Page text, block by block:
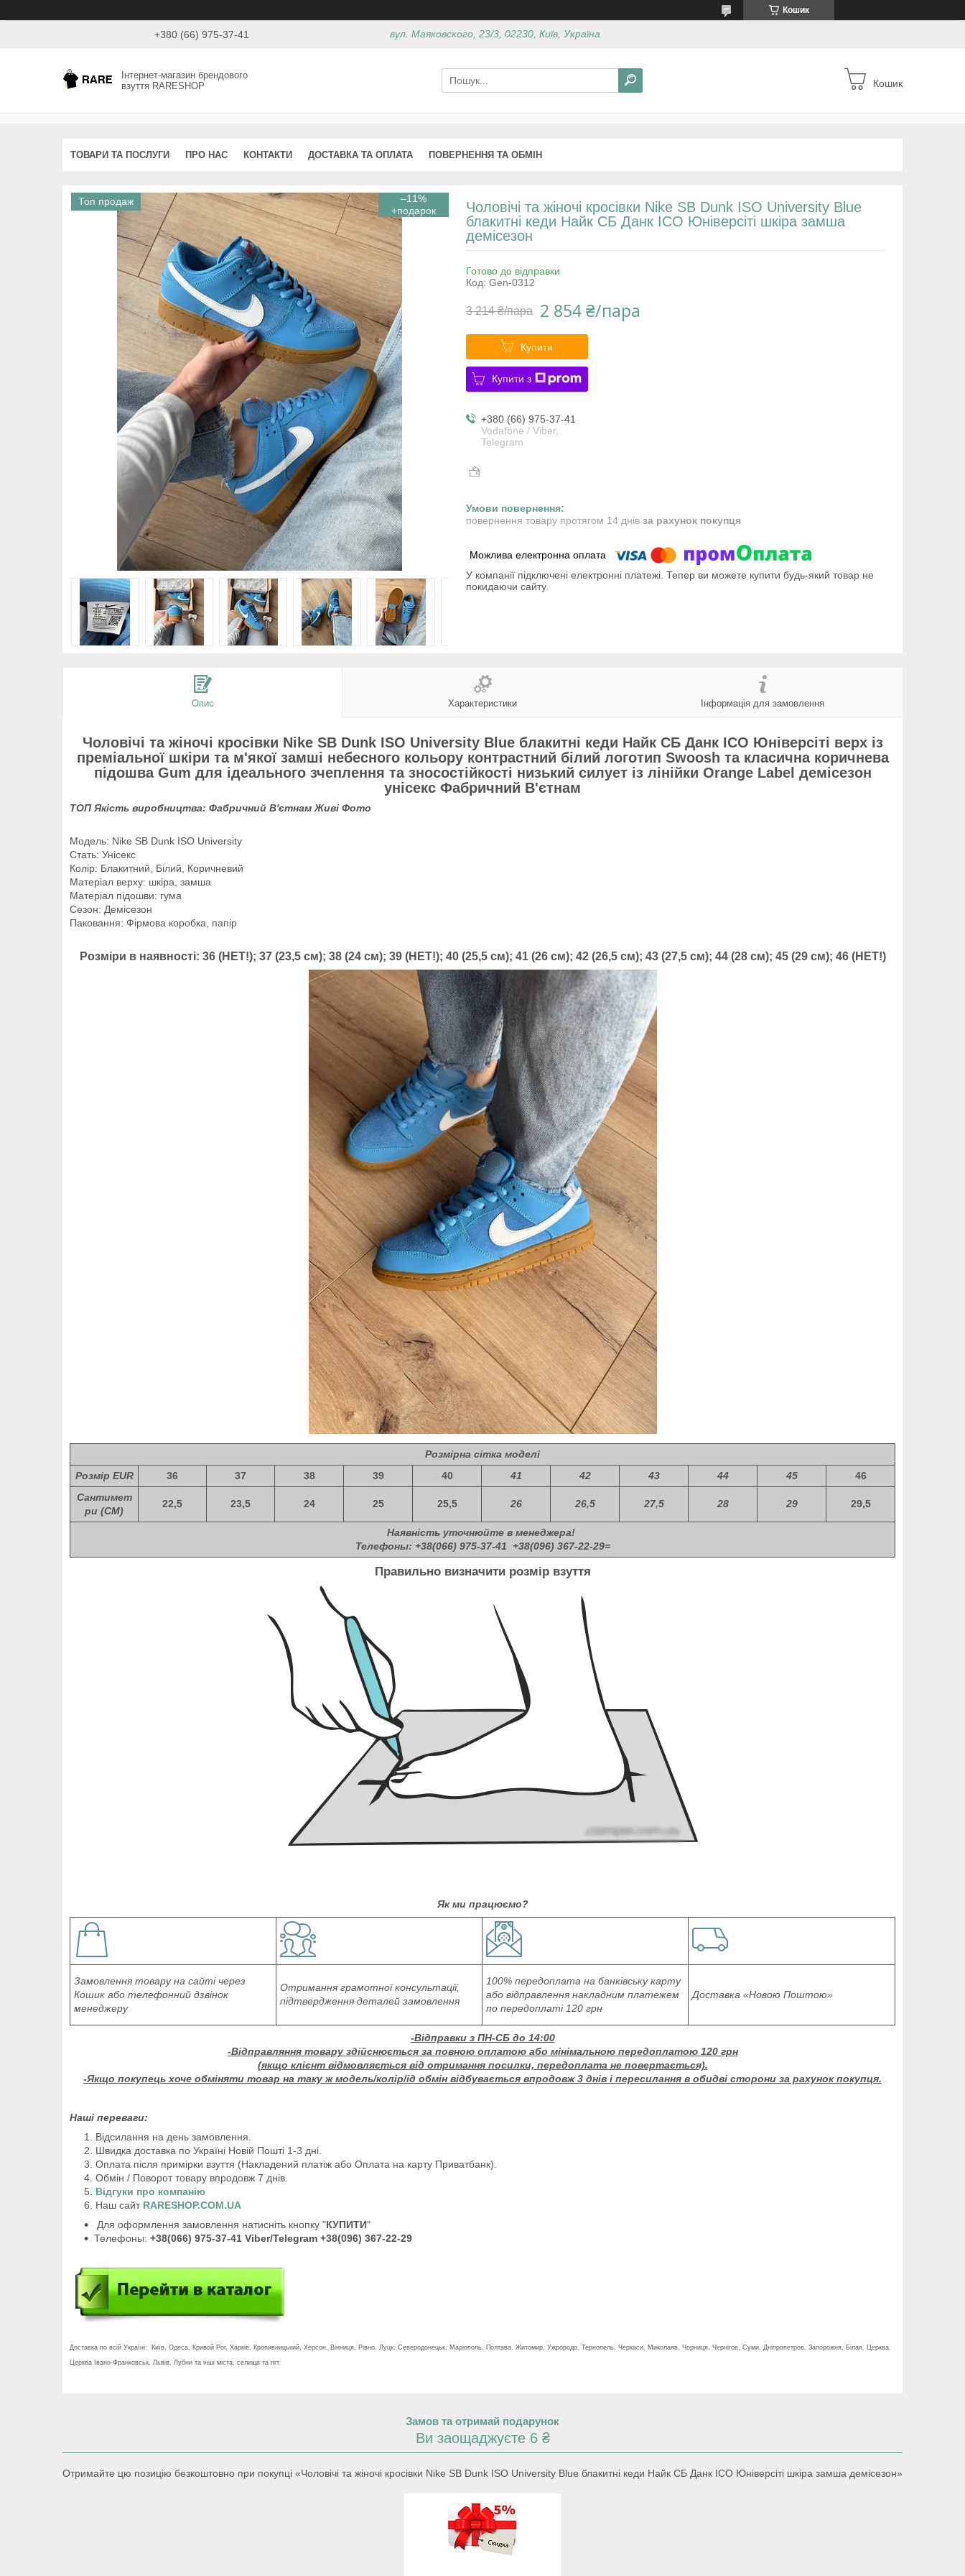
Кошик
+380 (66) 975-37-41 вул. Маяковского, 23/3, 02230, Київ, Україна
Інтернет-магазин брендового
взуття RARESHOP
Кошик
ТОВАРИ ТА ПОСЛУГИ ПРО НАС КОНТАКТИ ДОСТАВКА ТА ОПЛАТА ПОВЕРНЕННЯ ТА ОБМІН
Топ продаж –11%
Чоловічі та жіночі кросівки Nike SB Dunk ISO University Blue
блакитні кеди Найк СБ Данк ІСО Юніверсіті шкіра замша
демісезон
Готово до відправки
Код: Gen-0312
3 214 ₴/пара 2 854 ₴/пара
Купити
Купити з
+380 (66) 975-37-41
Vodafone / Viber,
Telegram
повернення товару протягом 14 днів за рахунок покупця
У компанії підключені електронні платежі. Тепер ви можете купити будь-який товар не
покидаючи сайту.
Опис Характеристики Інформація для замовлення
Чоловічі та жіночі кросівки Nike SB Dunk ISO University Blue блакитні кеди Найк СБ Данк ІСО Юніверсіті верх із
преміальної шкіри та м'якої замші небесного кольору контрастний білий логотип Swoosh та класична коричнева
підошва Gum для ідеального зчеплення та зносостійкості низький силует із лінійки Orange Label демісезон
унісекс Фабричний В'єтнам
ТОП Якість виробництва: Фабричний В'єтнам Живі Фото
Модель: Nike SB Dunk ISO University
Стать: Унісекс
Колір: Блакитний, Білий, Коричневий
Матеріал верху: шкіра, замша
Матеріал підошви: гума
Сезон: Демісезон
Паковання: Фірмова коробка, папір
Розміри в наявності: 36 (НЕТ!); 37 (23,5 см); 38 (24 см); 39 (НЕТ!); 40 (25,5 см); 41 (26 см); 42 (26,5 см); 43 (27,5 см); 44 (28 см); 45 (29 см); 46 (НЕТ!)
Розмірна сітка моделі
Розмір EUR
36 37 38 39 40 41 42 43 44 45
46
Сантимет
ри (СМ)
22,5 23,5 24 25 25,5 26 26,5 27,5 28 29 29,5
Наявність уточнюйте в менеджера!
Телефоны: +38(066) 975-37-41 +38(096) 367-22-29=
Правильно визначити розмір взуття
Як ми працюємо?
Замовлення товару на сайті через
Кошик або телефонний дзвінок
менеджеру
Отримання грамотної консультації,
підтвердження деталей замовлення
100% передоплата на банківську карту
або відправлення накладним платежем
по передоплаті 120 грн
Доставка «Новою Поштою»
-Відправки з ПН-СБ до 14:00
-Відправляння товару здійснюється за повною оплатою або мінімальною передоплатою 120 грн
(якщо клієнт відмовляється від отримання посилки, передоплата не повертається).
-Якщо покупець хоче обміняти товар на таку ж модель/колір/ід обмін відбувається впродовж 3 днів і пересилання в обидві сторони за рахунок покупця.
Наші переваги:
Відсилання на день замовлення.
Швидка доставка по Україні Новій Пошті 1-3 дні.
Оплата після примірки взуття (Накладений платіж або Оплата на карту Приватбанк).
Обмін / Поворот товару впродовж 7 днів.
Відгуки про компанію
Наш сайт RARESHOP.COM.UA
Для оформлення замовлення натисніть кнопку "КУПИТИ"
Телефоны: +38(066) 975-37-41 Viber/Telegram +38(096) 367-22-29
Доставка по всій Україні: Київ, Одеса, Кривой Рог, Харків, Кропивницький, Херсон, Вінниця, Рівно, Луцк, Северодонецьк, Маріополь, Полтава, Житомир, Ужрородо, Тернопель, Черкаси, Миколаяв, Чорниця, Чернігов, Суми, Дніпропетров, Запорожня, Білая, Церква,
Церква Івано-Франковськ, Львів, Лубни та інші міста, селища та пгт.
Замов та отримай подарунок
Ви заощаджуєте 6 ₴
Отримайте цю позицію безкоштовно при покупці «Чоловічі та жіночі кросівки Nike SB Dunk ISO University Blue блакитні кеди Найк СБ Данк ІСО Юніверсіті шкіра замша демісезон»